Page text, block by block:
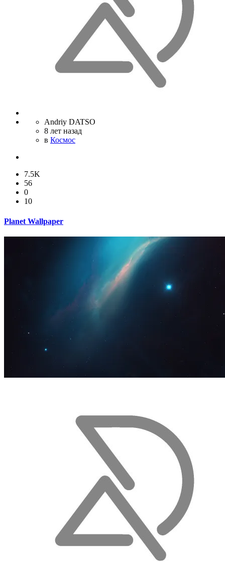
Andriy DATSO
8 лет назад
в Космос
7.5K
56
0
10
Planet Wallpaper